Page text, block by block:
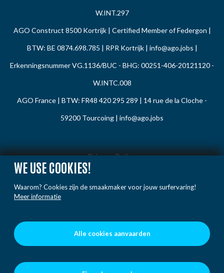
WE USE COOKIES!
Waarom? Cookies zijn de smaakmaker voor jouw surfervaring!
Meer informatie
Alle cookies aanvaarden
W.INT.297
AGO Construct 8500 Kortrijk | Certified Member of Federgon |
BTW: BE 0874.698.785 | RPR Kortrijk | info@ago.jobs |
Erkenningsnummer VG.1136/BUC - BHG: 00251-406-20121120 -
W.INTC.008
AGO France | BTW: FR48 420 295 289 | 14 rue de la Cloche -
59200 Tourcoing | info@ago.jobs
Privacy Policy
Cookie Policy
Gedragsregels
Voorwaarden